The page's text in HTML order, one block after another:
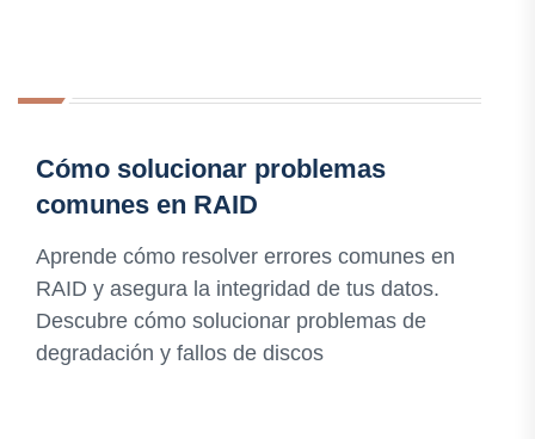
Cómo solucionar problemas
comunes en RAID
Aprende cómo resolver errores comunes en
RAID y asegura la integridad de tus datos.
Descubre cómo solucionar problemas de
degradación y fallos de discos